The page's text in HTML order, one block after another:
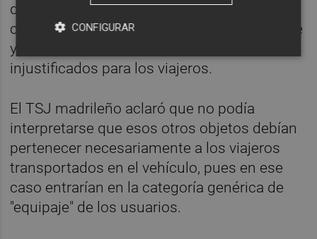
distintos, cuando su transporte resulte
compatible con las características del coche
y no implique molestias o inconvenientes
injustificados para los viajeros.
El TSJ madrileño aclaró que no podía
interpretarse que esos otros objetos debían
pertenecer necesariamente a los viajeros
transportados en el vehículo, pues en ese
caso entrarían en la categoría genérica de
"equipaje" de los usuarios.
CONFIGURAR